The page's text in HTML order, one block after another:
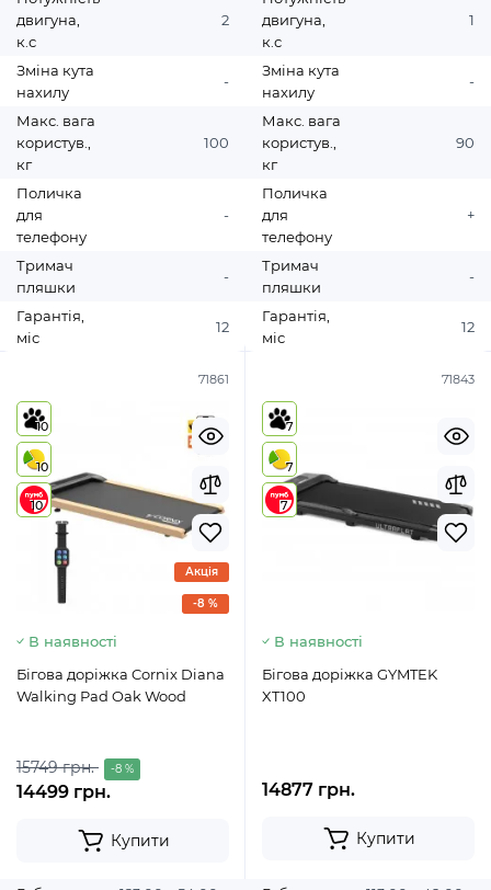
двигуна,
к.с
2
Зміна кута
нахилу
-
Макс. вага
користув.,
кг
100
Поличка
для
телефону
-
Тримач
пляшки
-
Гарантія,
міс
12
двигуна,
к.с
1
Зміна кута
нахилу
-
Макс. вага
користув.,
кг
90
Поличка
для
телефону
+
Тримач
пляшки
-
Гарантія,
міс
12
71861
10
10
10
-8 %
Акція
В наявності
Бігова доріжка Cornix Diana
Walking Pad Oak Wood
15749 грн. -8 %
14499 грн.
Купити
71843
7
7
7
В наявності
Бігова доріжка GYMTEK
XT100
14877 грн.
Купити